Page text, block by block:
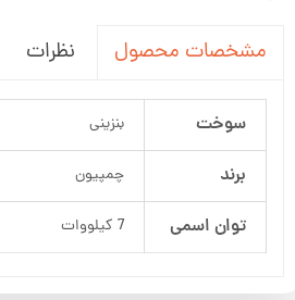
مشخصات محصول نظرات
سوخت بنزینی
برند چمپیون
توان اسمی 7 کیلووات